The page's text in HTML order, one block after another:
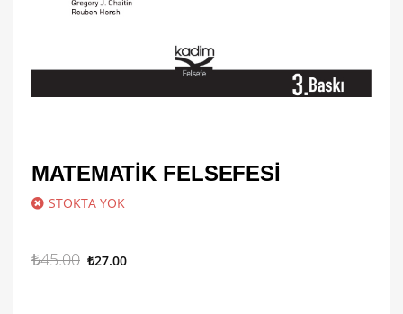
MATEMATIK FELSEFESI
STOKTA YOK
₺45.00 ₺27.00